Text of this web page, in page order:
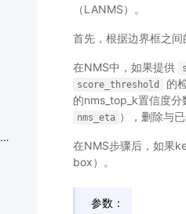
（LANMS）。
首先，根据边界框之
在NMS中，如果提供
score_threshold
的
的nms_top_k置信度
nms_eta ），删除与
在NMS步骤后，如果
box）。
参数：